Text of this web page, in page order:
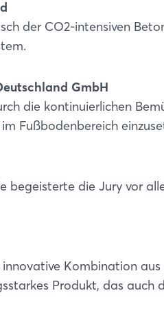
der CO2-intensiven
GmbH
die kontinuierlichen
Fußbodenbereich
begeisterte die Jury vor
Kombination
Produkt, das auch
Noch nicht